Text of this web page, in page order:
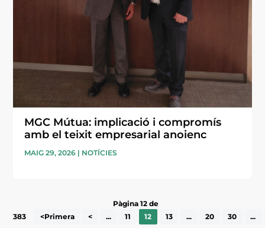
MGC Mútua: implicació i compromís
amb el teixit empresarial anoienc
MAIG 29, 2026 | NOTÍCIES
Pàgina 12 de
383
<Primera < ... 11 12 13 ... 20 30 ...